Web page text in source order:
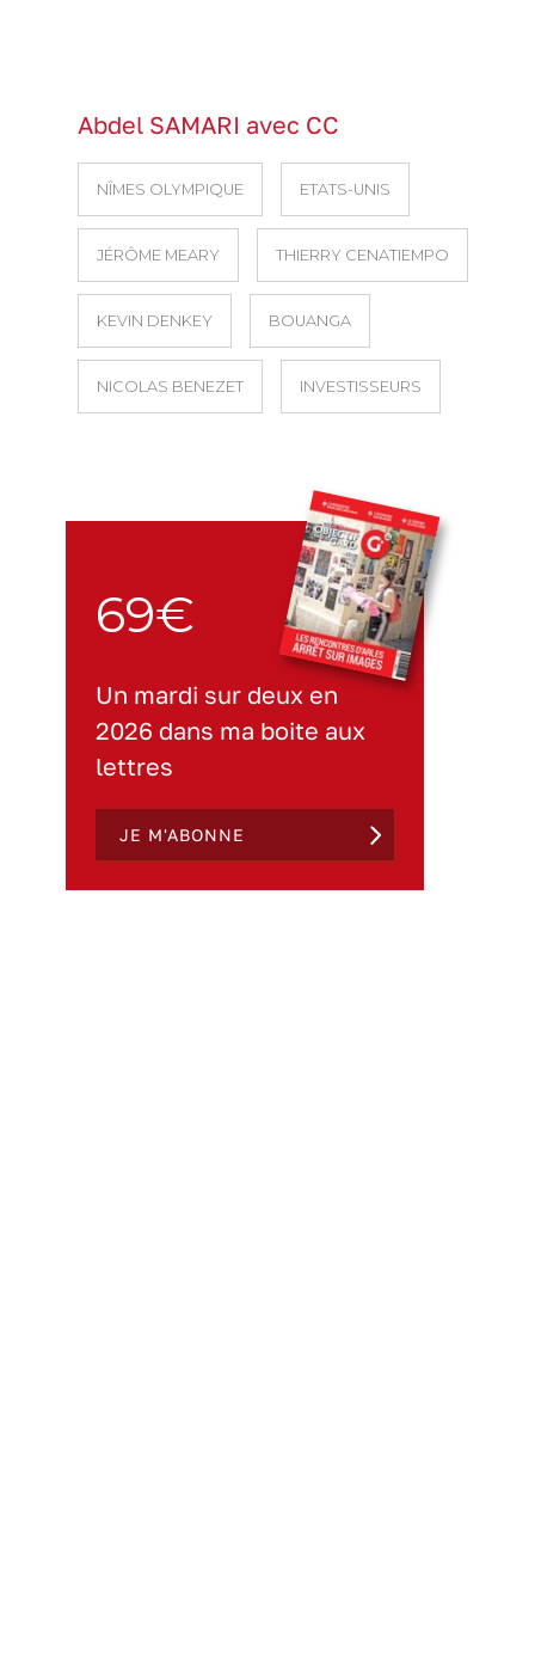
Abdel SAMARI avec CC
NÎMES OLYMPIQUE ETATS-UNIS
JÉRÔME MEARY THIERRY CENATIEMPO
KEVIN DENKEY BOUANGA
NICOLAS BENEZET INVESTISSEURS
69€
Un mardi sur deux en
2026 dans ma boite aux
lettres
JE M'ABONNE